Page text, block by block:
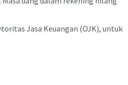
Jasa Keuangan (OJK), untuk